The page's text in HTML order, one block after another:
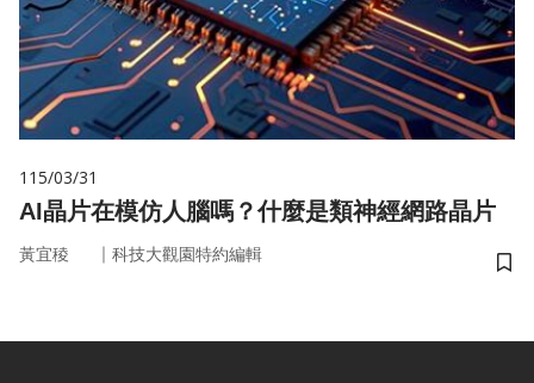
115/03/31
AI晶片在模仿人腦嗎？什麼是類神經網路晶片
黃宜稜 ｜ 科技大觀園特約編輯
儲